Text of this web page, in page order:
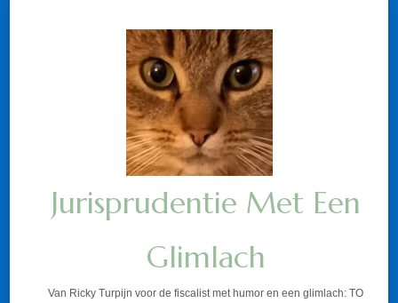
Jurisprudentie Met Een
Glimlach
Van Ricky Turpijn voor de fiscalist met humor en een glimlach: TO